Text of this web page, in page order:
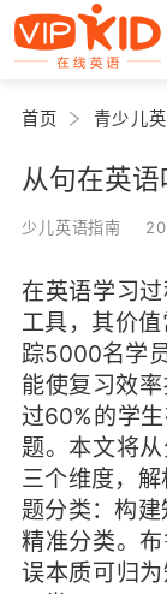
首页 青少儿
从句在英语
少儿英语指南
在英语学习
工具，其价
踪5000名学
能使复习效
过60%的学
题。本文将
三个维度，
题分类：构
精准分类。
误本质可归